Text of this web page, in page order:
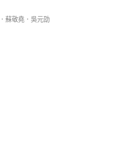
蘇敬堯．吳元劭